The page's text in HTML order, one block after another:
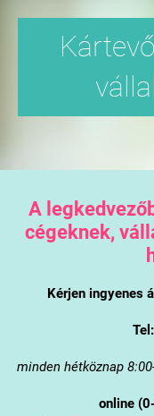
A
cégeknek,
Kérjen ingyenes
minden hétköznap
online